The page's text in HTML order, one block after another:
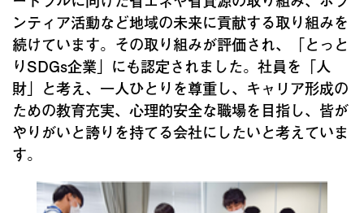
ンティア活動など地域の未来に貢献する取り組みを
続けています。その取り組みが評価され、「とっと
りSDGs企業」にも認定されました。社員を「人
財」と考え、一人ひとりを尊重し、キャリア形成の
ための教育充実、心理的安全な職場を目指し、皆が
やりがいと誇りを持てる会社にしたいと考えていま
す。